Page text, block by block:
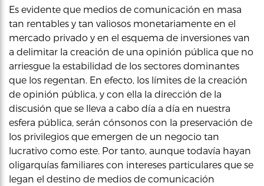
Es evidente que medios de comunicación en masa
tan rentables y tan valiosos monetariamente en el
mercado privado y en el esquema de inversiones van
a delimitar la creación de una opinión pública que no
arriesgue la estabilidad de los sectores dominantes
que los regentan. En efecto, los límites de la creación
de opinión pública, y con ella la dirección de la
discusión que se lleva a cabo día a día en nuestra
esfera pública, serán cónsonos con la preservación de
los privilegios que emergen de un negocio tan
lucrativo como este. Por tanto, aunque todavía hayan
oligarquías familiares con intereses particulares que se
legan el destino de medios de comunicación